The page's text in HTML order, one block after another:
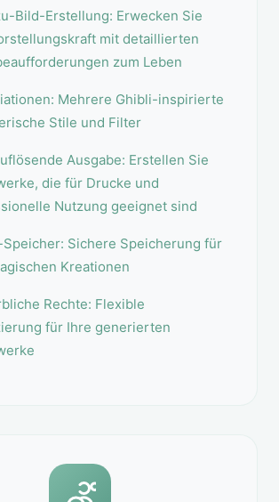
Bild-Erstellung: Erwecken Sie
mit detaillierten
zum Leben
Mehrere Ghibli-inspirierte
Stile und Filter
Ausgabe: Erstellen Sie
die für Drucke und
Nutzung geeignet sind
Sichere Speicherung für
Kreationen
Rechte: Flexible
für Ihre generierten